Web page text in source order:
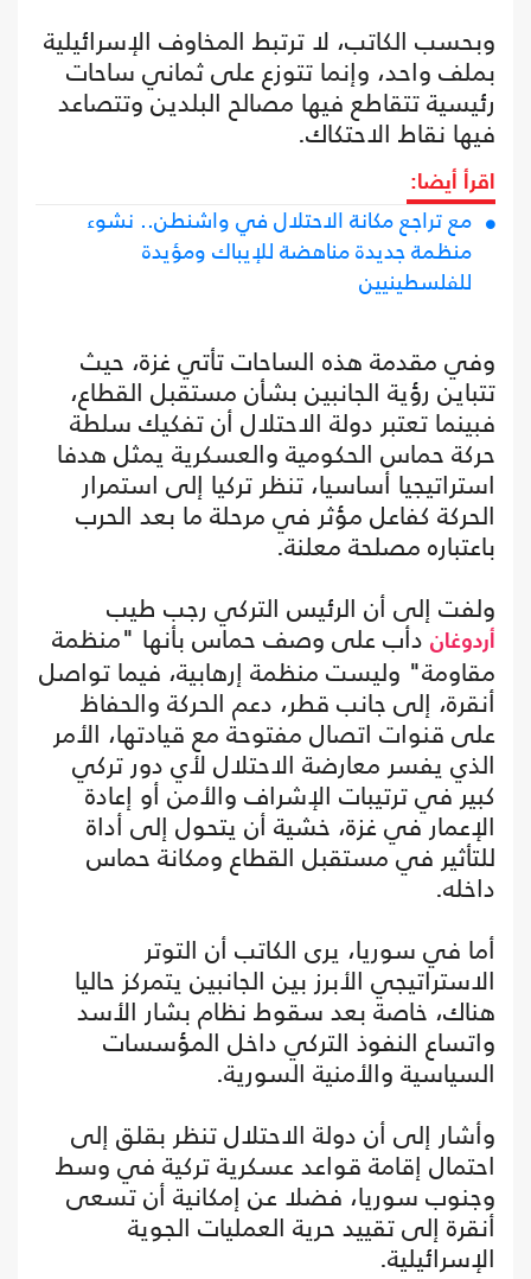
وبحسب الكاتب، لا ترتبط المخاوف الإسرائيلية
بملف واحد، وإنما تتوزع على ثماني ساحات
رئيسية تتقاطع فيها مصالح البلدين وتتصاعد
فيها نقاط الاحتكاك.
اقرأ أيضا:
مع تراجع مكانة الاحتلال في واشنطن.. نشوء
منظمة جديدة مناهضة للإيباك ومؤيدة
للفلسطينيين
وفي مقدمة هذه الساحات تأتي غزة، حيث
تتباين رؤية الجانبين بشأن مستقبل القطاع،
فبينما تعتبر دولة الاحتلال أن تفكيك سلطة
حركة حماس الحكومية والعسكرية يمثل هدفا
استراتيجيا أساسيا، تنظر تركيا إلى استمرار
الحركة كفاعل مؤثر في مرحلة ما بعد الحرب
باعتباره مصلحة معلنة.
ولفت إلى أن الرئيس التركي رجب طيب
أردوغان دأب على وصف حماس بأنها "منظمة
مقاومة" وليست منظمة إرهابية، فيما تواصل
أنقرة، إلى جانب قطر، دعم الحركة والحفاظ
على قنوات اتصال مفتوحة مع قيادتها، الأمر
الذي يفسر معارضة الاحتلال لأي دور تركي
كبير في ترتيبات الإشراف والأمن أو إعادة
الإعمار في غزة، خشية أن يتحول إلى أداة
للتأثير في مستقبل القطاع ومكانة حماس
داخله.
أما في سوريا، يرى الكاتب أن التوتر
الاستراتيجي الأبرز بين الجانبين يتمركز حاليا
هناك، خاصة بعد سقوط نظام بشار الأسد
واتساع النفوذ التركي داخل المؤسسات
السياسية والأمنية السورية.
وأشار إلى أن دولة الاحتلال تنظر بقلق إلى
احتمال إقامة قواعد عسكرية تركية في وسط
وجنوب سوريا، فضلا عن إمكانية أن تسعى
أنقرة إلى تقييد حرية العمليات الجوية
الإسرائيلية.